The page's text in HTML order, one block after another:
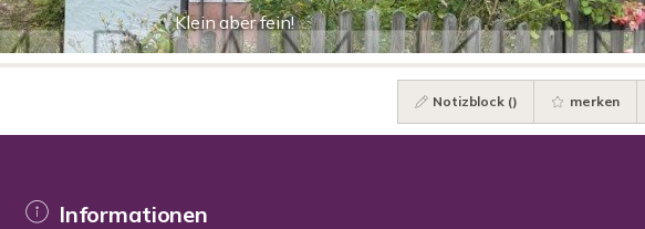
Klein aber fein!
Notizblock () merken
Informationen